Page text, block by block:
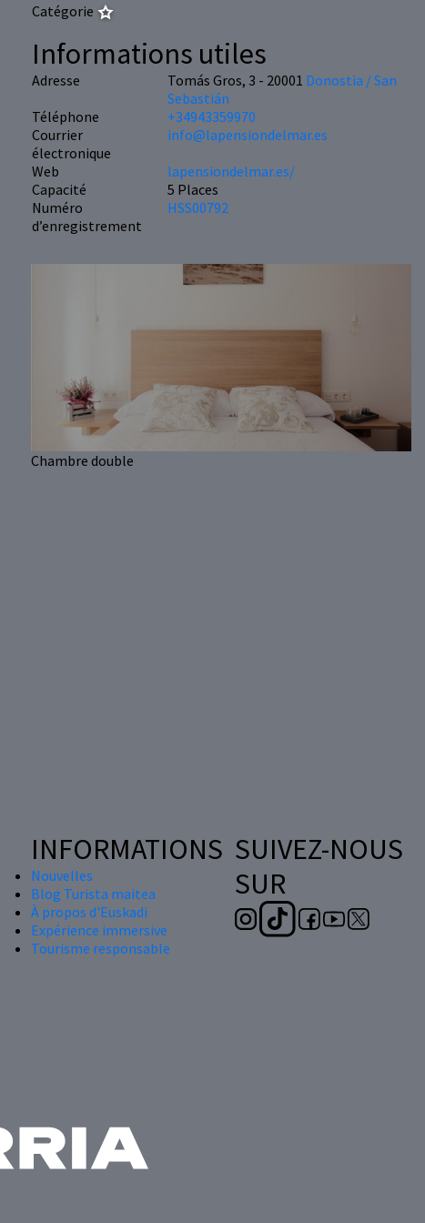
Catégorie
Informations utiles
Adresse Tomás Gros, 3 - 20001 Donostia / San
Sebastián
Téléphone
+34943359970
Courrier
électronique
info@lapensiondelmar.es
Web
lapensiondelmar.es/
Capacité
5 Places
Numéro
d’enregistrement
HSS00792
Chambre double
INFORMATIONS
Nouvelles
Blog Turista maitea
À propos d'Euskadi
Expérience immersive
Tourisme responsable
SUIVEZ-NOUS
SUR